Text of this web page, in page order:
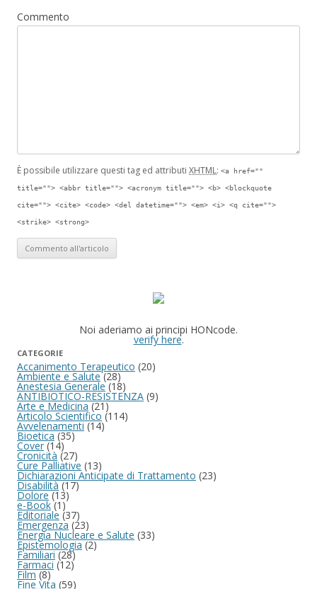
Commento
È possibile utilizzare questi tag ed attributi XHTML: <a href=""
title=""> <abbr title=""> <acronym title=""> <b> <blockquote
cite=""> <cite> <code> <del datetime=""> <em> <i> <q cite="">
<strike> <strong>
Noi aderiamo ai principi HONcode.
verify here.
CATEGORIE
Accanimento Terapeutico (20)
Ambiente e Salute(28)
Anestesia Generale(18)
ANTIBIOTICO-RESISTENZA (9)
Arte e Medicina (21)
Articolo Scientifico (114)
Avvelenamenti (14)
Bioetica (35)
Cover (14)
Cronicità (27)
Cure Palliative (13)
Dichiarazioni Anticipate di Trattamento (23)
Disabilità (17)
Dolore (13)
e-Book(1)
Editoriale (37)
Emergenza (23)
Energia Nucleare e Salute (33)
Epistemologia (2)
Familiari (28)
Farmaci (12)
Film (8)
Fine Vita (59)